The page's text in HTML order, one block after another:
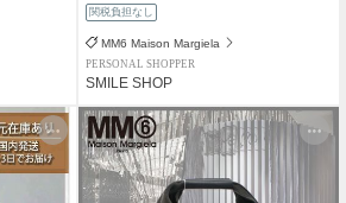
関税負担なし
MM6 Maison Margiela
PERSONAL SHOPPER
SMILE SHOP